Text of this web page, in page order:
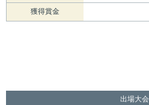
獲得賞金
出場大会